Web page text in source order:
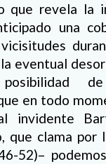
que revela la
una
eventual
en todo
invidente
que clama por
52)–